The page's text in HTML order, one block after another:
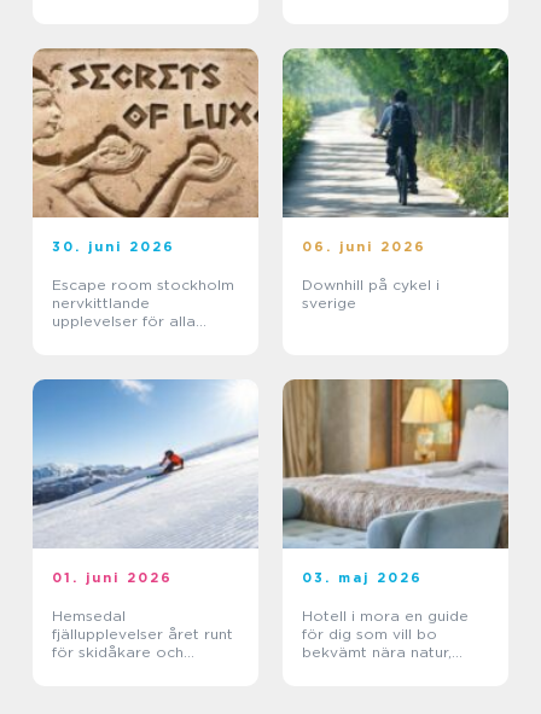
30. juni 2026
Escape room stockholm
nervkittlande
upplevelser för alla
06. juni 2026
Downhill på cykel i
sverige
01. juni 2026
Hemsedal
fjällupplevelser året runt
för skidåkare och
03. maj 2026
Hotell i mora en guide
för dig som vill bo
bekvämt nära natur,